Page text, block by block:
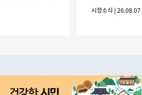
다. 1
간:
시정소